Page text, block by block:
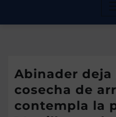
Abinader
cosecha de
contempla la